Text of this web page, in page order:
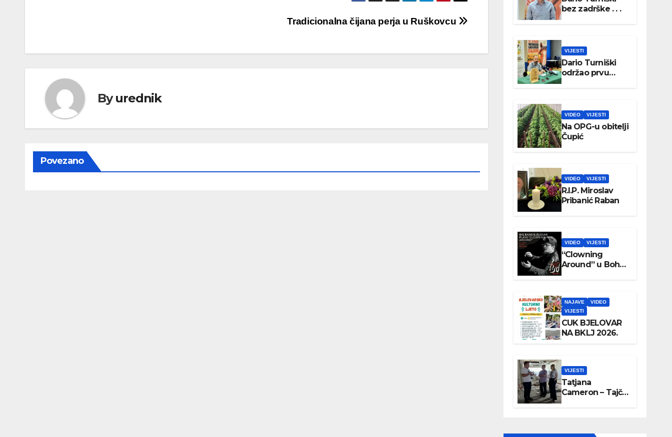
Tradicionalna čijana perja u Ruškovcu
Byurednik
Povezano
bez zadrške . . .
VIJESTI
Dario Turniški
održao prvu
konferenciju za
VIDEO VIJESTI
Na OPG-u obitelji
Čupić
VIDEO VIJESTI
R.I.P. Miroslav
Pribanić Raban
VIDEO VIJESTI
“Clowning
Around” u Boho
parku
NAJAVE
VIDEO
VIJESTI
CUK BJELOVAR
NA BKLJ 2026.
VIJESTI
Tatjana
Cameron – Tajči
posjetila